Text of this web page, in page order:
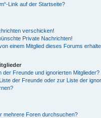
Link auf der Startseite?
verschicken!
Private Nachrichten!
einem Mitglied dieses Forums
der Freunde und ignorierten Mitglieder?
der Freunde oder zur Liste der
mehrere Foren durchsuchen?